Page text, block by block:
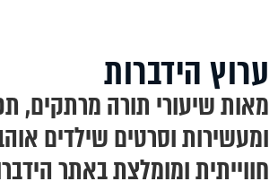
ערוץ הידברות
מאות שיעורי תורה מרתקים,
ומעשירות וסרטים שילדים
חווייתית ומומלצת באתר